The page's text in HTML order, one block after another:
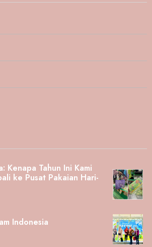
Kenapa Tahun Ini Kami
ke Pusat Pakaian Hari-
Indonesia